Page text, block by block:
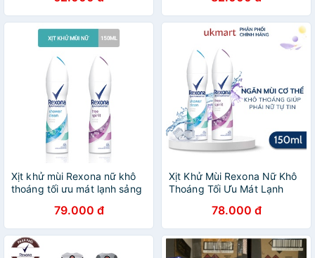
Xịt khử mùi Rexona nữ khô
thoáng tối ưu mát lạnh sảng
79.000 đ
Xịt Khử Mùi Rexona Nữ Khô
Thoáng Tối Ưu Mát Lạnh
78.000 đ